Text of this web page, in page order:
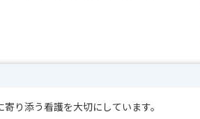
り添う看護を大切にしています。